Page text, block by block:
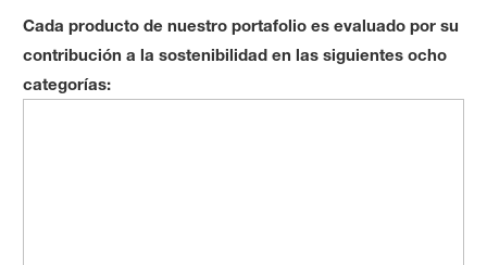
Cada producto de nuestro portafolio es evaluado por su
contribución a la sostenibilidad en las siguientes ocho
categorías: